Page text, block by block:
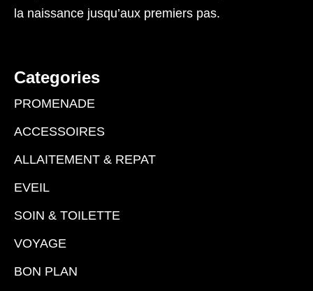
la naissance jusqu’aux premiers pas.
Categories
PROMENADE
ACCESSOIRES
ALLAITEMENT & REPAT
EVEIL
SOIN & TOILETTE
VOYAGE
BON PLAN